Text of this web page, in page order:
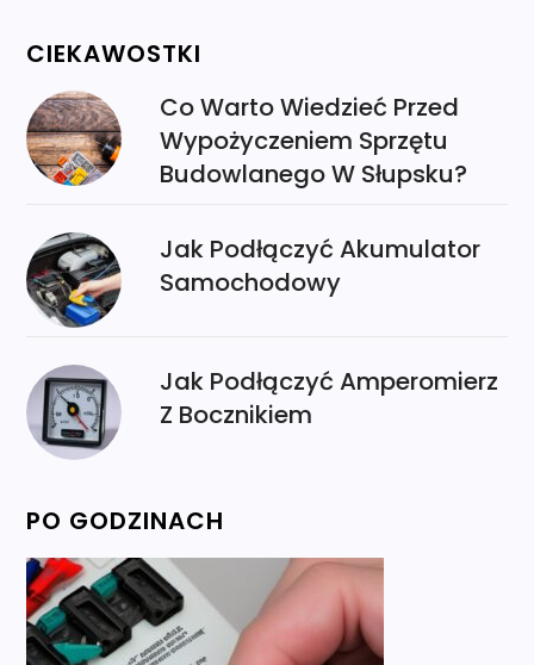
CIEKAWOSTKI
Co Warto Wiedzieć Przed
Wypożyczeniem Sprzętu
Budowlanego W Słupsku?
Jak Podłączyć Akumulator
Samochodowy
Jak Podłączyć Amperomierz
Z Bocznikiem
PO GODZINACH